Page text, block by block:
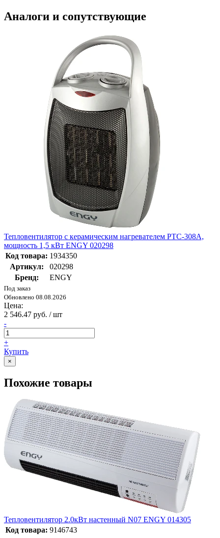
Аналоги и сопутствующие
Тепловентилятор с керамическим нагревателем РТС-308А,
мощность 1,5 кВт ENGY 020298
Код товара: 1934350
Артикул:
020298
Бренд:
ENGY
Под заказ
Обновлено 08.08.2026
Цена:
2 546.47 руб. / шт
-
+
Купить
×
Похожие товары
Тепловентилятор 2.0кВт настенный N07 ENGY 014305
Код товара: 9146743